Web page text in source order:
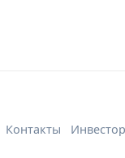
Контакты